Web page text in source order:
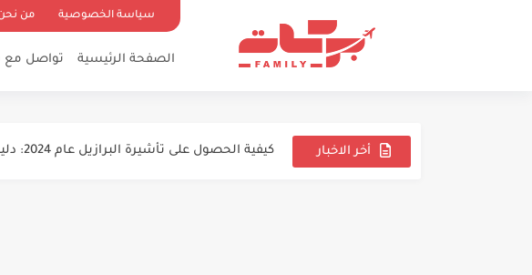
سياسة الخصوصية من
الصفحة الرئيسية تواصل مع
أخر الاخبار كيفية الحصول على تأشيرة البرازيل عام 2024: دليل شامل